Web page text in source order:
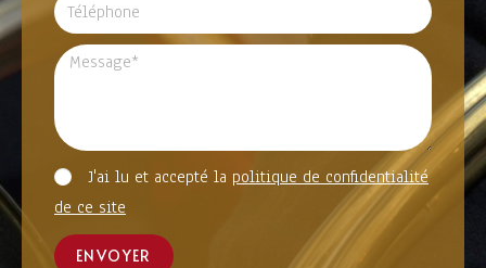
J'ai lu et accepté la politique de confidentialité
de ce site
ENVOYER